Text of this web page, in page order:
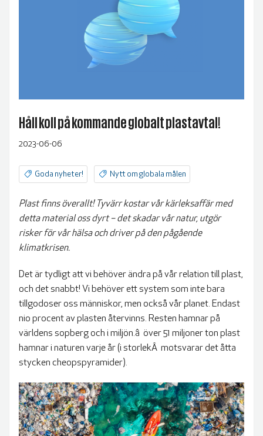
BLIR VÄRLDEN BÄTTRE?
Håll koll på kommande globalt plastavtal!
2023-06-06
Goda nyheter! Nytt om globala målen
Plast finns överallt! Tyvärr kostar vår kärleksaffär med
detta material oss dyrt – det skadar vår natur, utgör
risker för vår hälsa och driver på den pågående
klimatkrisen.
Det är tydligt att vi behöver ändra på vår relation till plast,
och det snabbt! Vi behöver ett system som inte bara
tillgodoser oss människor, men också vår planet. Endast
nio procent av plasten återvinns. Resten hamnar på
världens sopberg och i miljön.â över 51 miljoner ton plast
hamnar i naturen varje år (i storlekÂ motsvarar det åtta
stycken cheopspyramider).